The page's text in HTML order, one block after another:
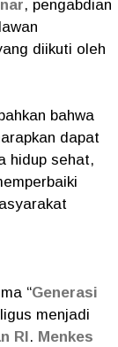
, pengabdian
diikuti oleh
bahwa
dapat
hidup sehat,
“Generasi
menjadi
RI . Menkes